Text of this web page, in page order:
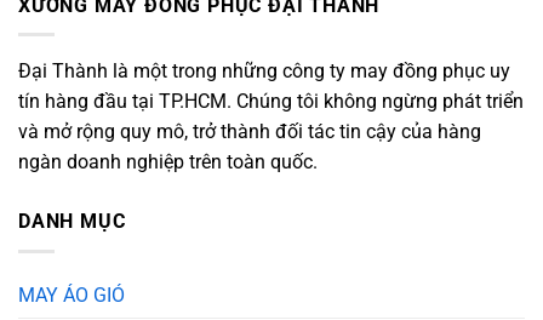
XƯỞNG MAY ĐỒNG PHỤC ĐẠI THÀNH
Đại Thành là một trong những công ty may đồng phục uy
tín hàng đầu tại TP.HCM. Chúng tôi không ngừng phát triển
và mở rộng quy mô, trở thành đối tác tin cậy của hàng
ngàn doanh nghiệp trên toàn quốc.
DANH MỤC
MAY ÁO GIÓ